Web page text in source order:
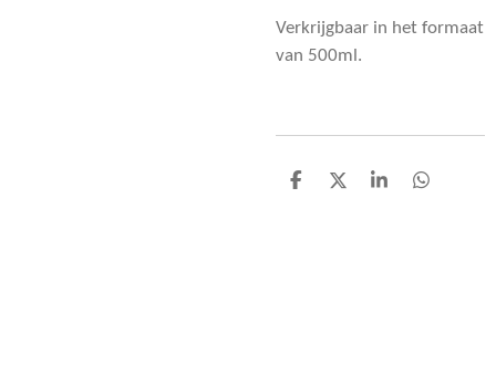
Verkrijgbaar in het formaat
van 500ml.
D
D
S
D